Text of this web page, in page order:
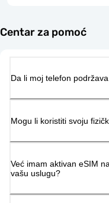
Centar za pomoć
Da li moj telefon
Mogu li koristiti svoju
Već imam aktivan eSIM
vašu uslugu?